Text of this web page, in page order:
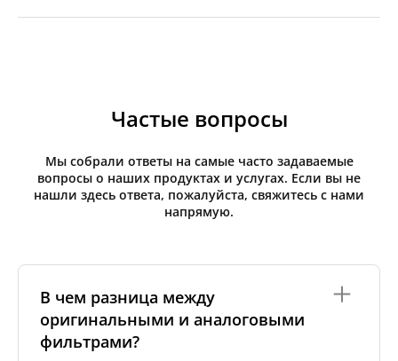
Частые вопросы
Мы собрали ответы на самые часто задаваемые
вопросы о наших продуктах и услугах. Если вы не
нашли здесь ответа, пожалуйста, свяжитесь с нами
напрямую.
В чем разница между
оригинальными и аналоговыми
фильтрами?